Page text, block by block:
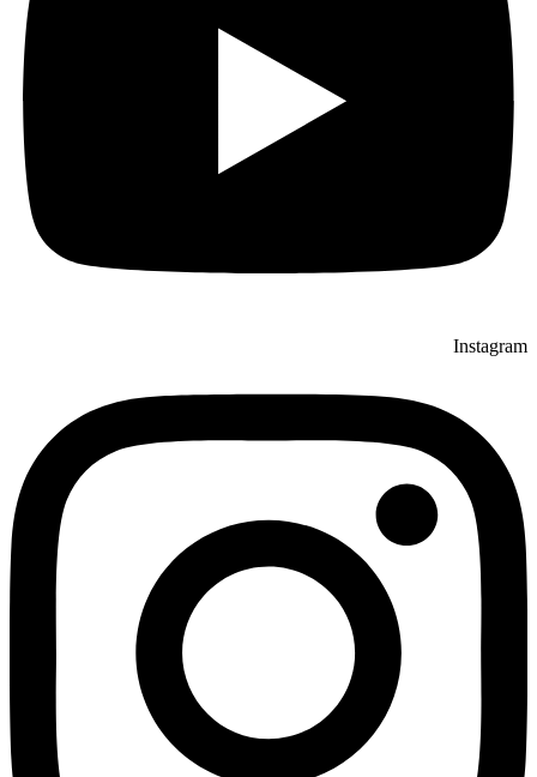
Instagram